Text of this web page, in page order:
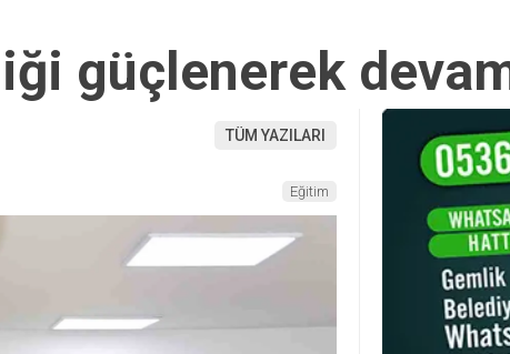
güçlenerek
TÜM YAZILARI
Eğitim